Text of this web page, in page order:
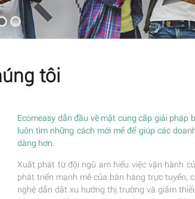
tôi
Ecomeasy dẫn đầu về mặt cung cấp giải pháp
luôn tìm những cách mới mẻ để giúp các
dàng hơn.
Xuất phát từ đội ngũ am hiểu việc vận hành
phát triển mạnh mẽ của bán hàng trực tuyến,
nghệ dẫn dắt xu hướng thị trường và giảm